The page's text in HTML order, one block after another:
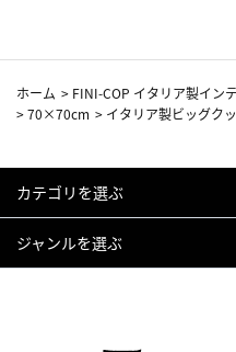
ホーム > FINI-COP イタリア製イン
>70×70cm > イタリア製ビッグク
カテゴリを選ぶ
ジャンルを選ぶ